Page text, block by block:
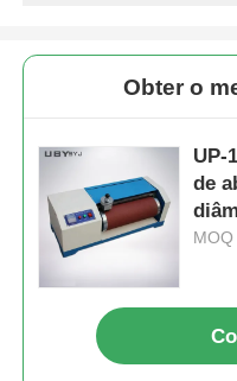
Obter o
UP-
de
de
MOQ